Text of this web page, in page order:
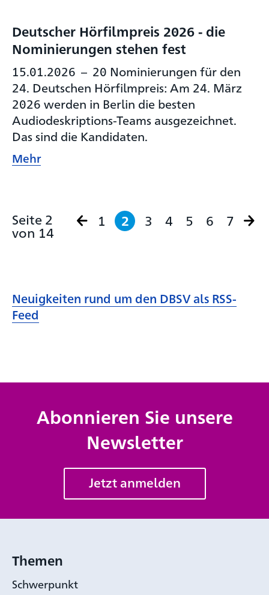
Deutscher Hörfilmpreis 2026 - die
Nominierungen stehen fest
15.01.2026 – 20 Nominierungen für den
24. Deutschen Hörfilmpreis: Am 24. März
2026 werden in Berlin die besten
Audiodeskriptions-Teams ausgezeichnet.
Das sind die Kandidaten.
Mehr
Seite 2
von 14
1 2 3 4 5 6 7
Neuigkeiten rund um den DBSV als RSS-
Feed
Abonnieren Sie unsere
Newsletter
Jetzt anmelden
Themen
Schwerpunkt